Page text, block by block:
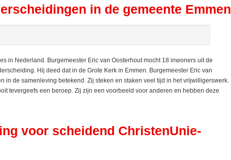
in de gemeente Emmen
in Nederland. Burgemeester Eric van Oosterhout mocht 18 inwoners uit de
Hij deed dat in de Grote Kerk in Emmen. Burgemeester Eric van
in de samenleving betekend. Zij steken en staken veel tijd in het vrijwilligerswerk.
tevergeefs een beroep. Zij zijn een voorbeeld voor anderen en hebben deze
voor scheidend ChristenUnie-